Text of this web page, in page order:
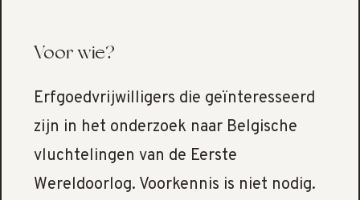
Voor wie?
Erfgoedvrijwilligers die geïnteresseerd
zijn in het onderzoek naar Belgische
vluchtelingen van de Eerste
Wereldoorlog. Voorkennis is niet nodig.